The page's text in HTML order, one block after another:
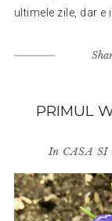
ultimele zile, dar e
PRIMUL
In CASA